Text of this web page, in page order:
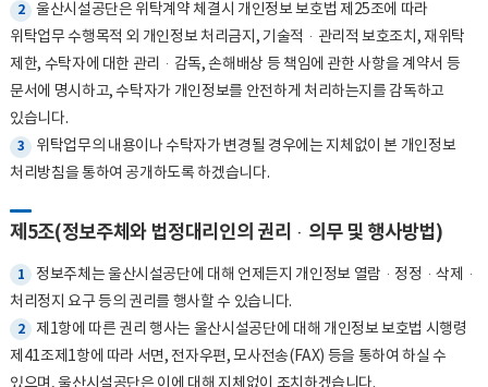
2
울산시설공단은 위탁계약 체결시 개인정보 보호법 제25조에 따라
위탁업무 수행목적 외 개인정보 처리금지, 기술적·관리적 보호조치, 재위탁
제한, 수탁자에 대한 관리·감독, 손해배상 등 책임에 관한 사항을 계약서 등
문서에 명시하고, 수탁자가 개인정보를 안전하게 처리하는지를 감독하고
있습니다.
3
위탁업무의 내용이나 수탁자가 변경될 경우에는 지체없이 본 개인정보
처리방침을 통하여 공개하도록 하겠습니다.
제5조(정보주체와 법정대리인의 권리·의무 및 행사방법)
1
정보주체는 울산시설공단에 대해 언제든지 개인정보 열람·정정·삭제·
처리정지 요구 등의 권리를 행사할 수 있습니다.
2
제1항에 따른 권리 행사는 울산시설공단에 대해 개인정보 보호법 시행령
제41조제1항에 따라 서면, 전자우편, 모사전송(FAX) 등을 통하여 하실 수
있으며, 울산시설공단은 이에 대해 지체없이 조치하겠습니다.